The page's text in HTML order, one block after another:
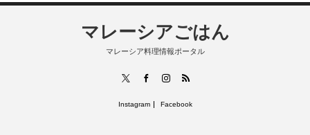
マレーシアごはん
マレーシア料理情報ポータル
FacebookInstagram
RSS
Instagram Facebook